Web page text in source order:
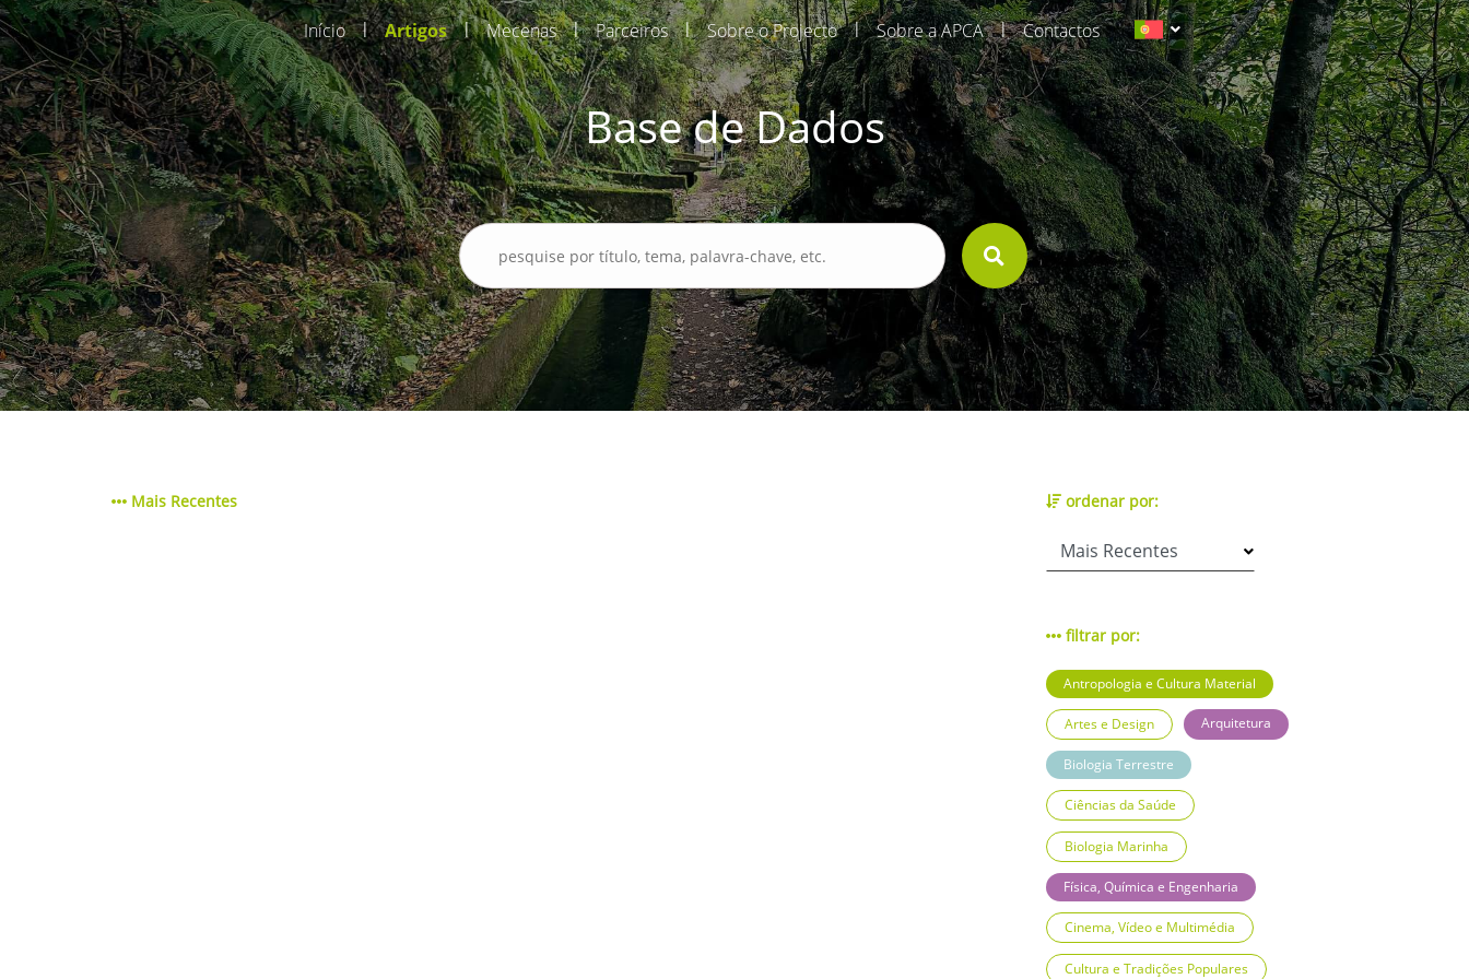
Início | Artigos | Mecenas | Parceiros | Sobre o Projecto | Sobre a APCA | Contactos
Base de Dados
Mais Recentes ordenar por:
filtrar por:
Antropologia e Cultura Material
Artes e Design Arquitetura
Biologia Terrestre
Ciências da Saúde
Biologia Marinha
Física, Química e Engenharia
Cinema, Vídeo e Multimédia
Cultura e Tradições Populares